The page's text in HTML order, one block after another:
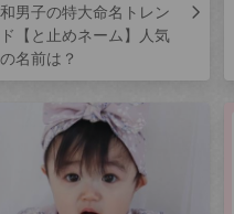
和男子の特大命名トレン
ド【と止めネーム】人気
の名前は？